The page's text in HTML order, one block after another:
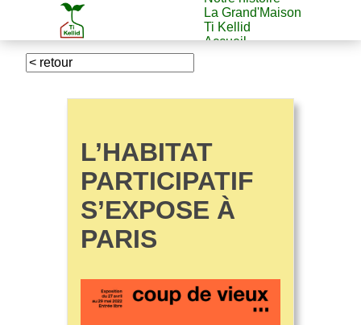
La Grand'Maison
Ti Kellid
Accueil
L’HABITAT
PARTICIPATIF
S’EXPOSE À
PARIS